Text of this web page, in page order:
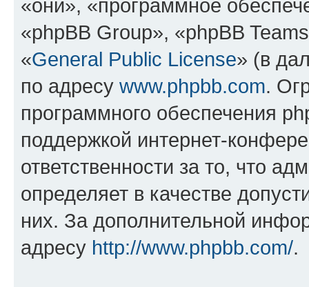
«они», «программное
«phpBB Group», «phpBB
«General Public License» (в
по адресу www.phpbb.com.
программного обеспечения
поддержкой интернет-
ответственности за то, что
определяет в качестве
них. За дополнительной
адресу http://www.phpbb.com/.